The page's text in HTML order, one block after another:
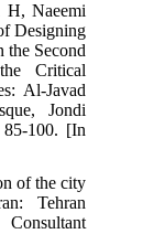
H, Naeemi
Designing
the Second
Critical
Al-Javad
Jondi
100. [In
of the city
Tehran